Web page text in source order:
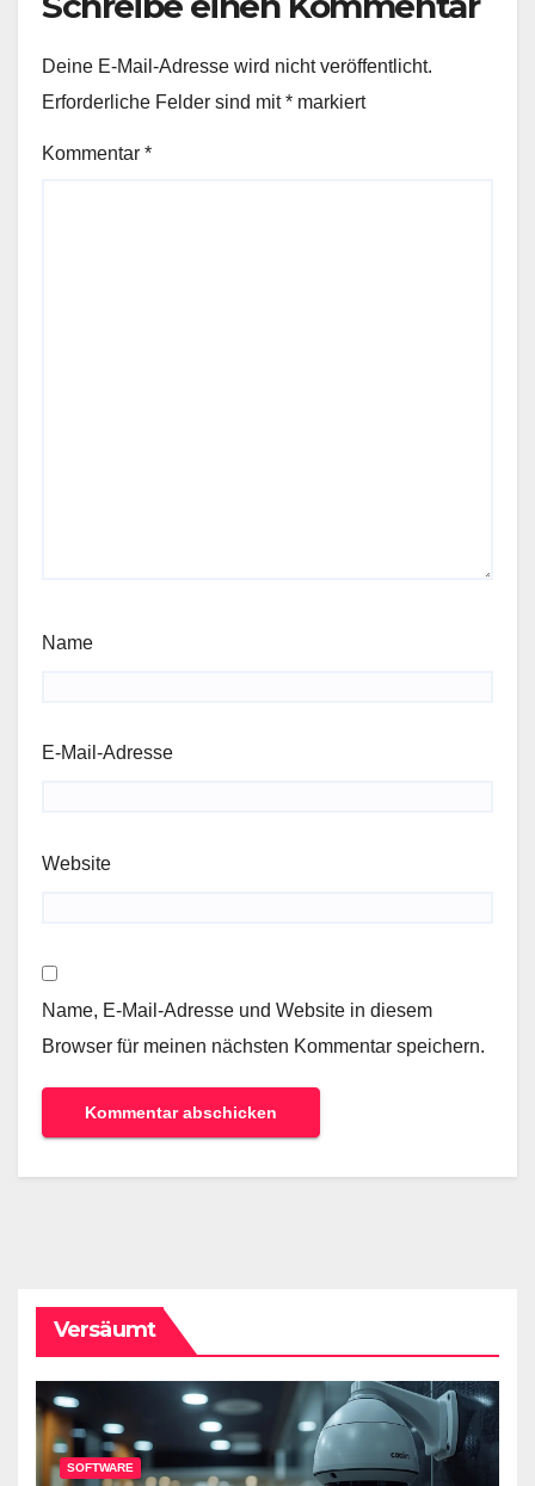
Deine E-Mail-Adresse wird nicht veröffentlicht.
Erforderliche Felder sind mit* markiert
Kommentar *
Name
E-Mail-Adresse
Website
Name, E-Mail-Adresse und Website in diesem
Browser für meinen nächsten Kommentar speichern.
Versäumt
SOFTWARE